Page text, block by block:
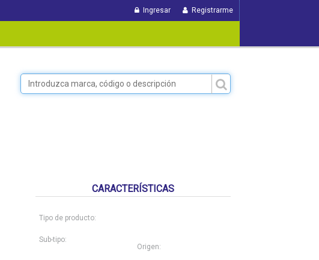
Ingresar Registrarme
CARACTERÍSTICAS
Tipo de producto:
Sub-tipo:
Origen: